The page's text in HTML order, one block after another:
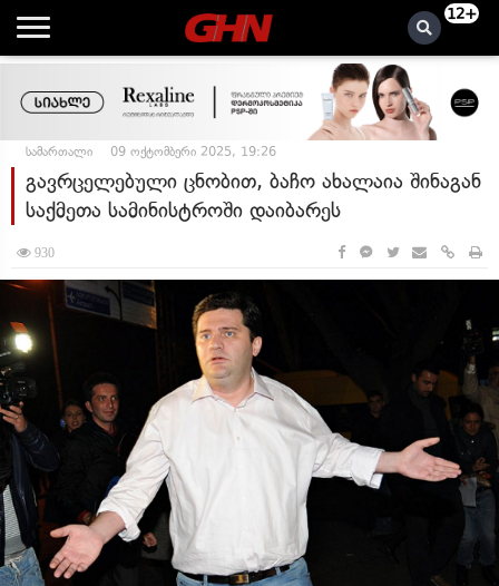
12+
სამართალი 09 ოქტომბერი 2025, 19:26
გავრცელებული ცნობით, ბაჩო ახალაია შინაგან
საქმეთა სამინისტროში დაიბარეს
930